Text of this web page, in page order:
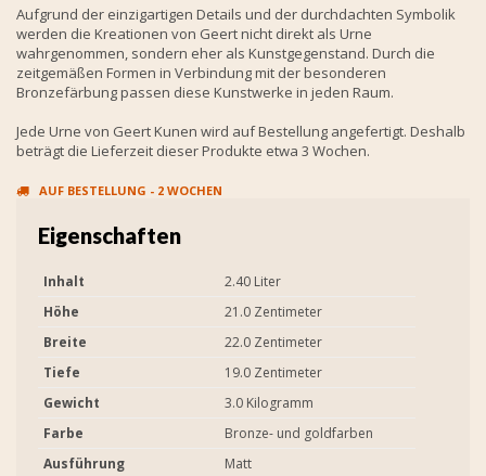
Aufgrund der einzigartigen Details und der durchdachten Symbolik
werden die Kreationen von Geert nicht direkt als Urne
wahrgenommen, sondern eher als Kunstgegenstand. Durch die
zeitgemäßen Formen in Verbindung mit der besonderen
Bronzefärbung passen diese Kunstwerke in jeden Raum.
Jede Urne von Geert Kunen wird auf Bestellung angefertigt. Deshalb
beträgt die Lieferzeit dieser Produkte etwa 3 Wochen.
AUF BESTELLUNG - 2 WOCHEN
Eigenschaften
Inhalt
2.40 Liter
Höhe
21.0 Zentimeter
Breite
22.0 Zentimeter
Tiefe
19.0 Zentimeter
Gewicht
3.0 Kilogramm
Farbe
Bronze- und goldfarben
Ausführung
Matt